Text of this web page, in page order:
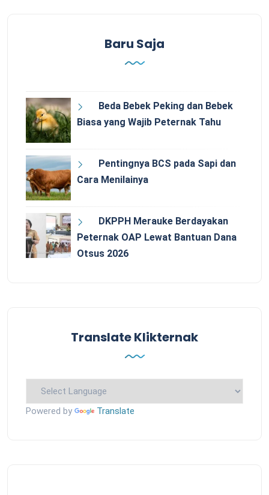
Baru Saja
Beda Bebek Peking dan Bebek
Biasa yang Wajib Peternak Tahu
Pentingnya BCS pada Sapi dan
Cara Menilainya
DKPPH Merauke Berdayakan
Peternak OAP Lewat Bantuan Dana
Otsus 2026
Translate Klikternak
Powered by Translate